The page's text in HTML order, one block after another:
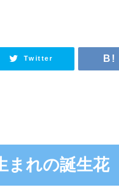
Twitter
まれの誕生花